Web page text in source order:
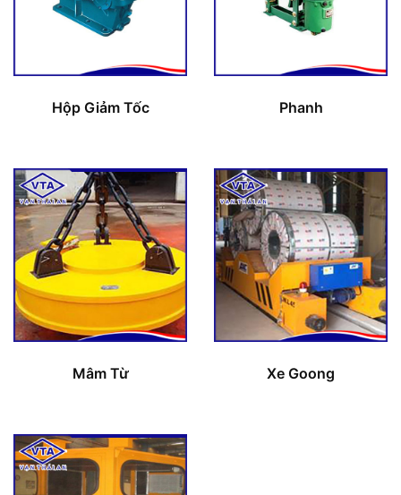
Hộp Giảm Tốc Phanh
Mâm Từ Xe Goong